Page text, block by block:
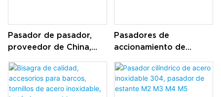
Pasador de pasador,
proveedor de China,
acero inoxidable 304
316, pasador de metal
Pasadores de
accionamiento de
rosca externa roscados
de proveedor de China